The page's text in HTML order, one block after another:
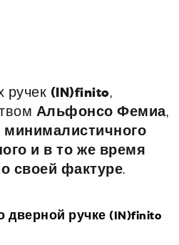
ручек (IN)finito,
Альфонсо Фемиа,
минималистичного
и в то же время
своей фактуре.
дверной ручке (IN)finito